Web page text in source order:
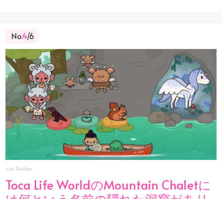
No.4/6
via Twitter
Toca Life WorldのMountain Chaletに